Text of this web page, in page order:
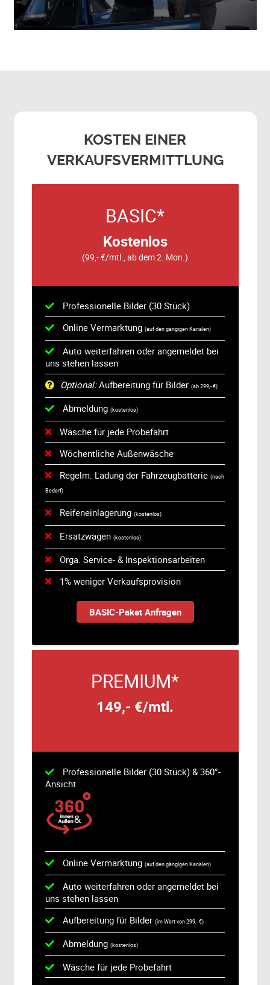
KOSTEN EINER
VERKAUFSVERMITTLUNG
BASIC*
Kostenlos
(99,- €/mtl., ab dem 2. Mon.)
Professionelle Bilder (30 Stück)
Online Vermarktung (auf den gängigen Kanälen)
Auto weiterfahren oder angemeldet bei
uns stehen lassen
Optional:Aufbereitung für Bilder (ab 299,- €)
Abmeldung (kostenlos)
Wäsche für jede Probefahrt
Wöchentliche Außenwäsche
Regelm. Ladung der Fahrzeugbatterie (nach
Bedarf)
Reifeneinlagerung (kostenlos)
Ersatzwagen (kostenlos)
Orga. Service- & Inspektionsarbeiten
1% weniger Verkaufsprovision
BASIC-Paket Anfragen
PREMIUM*
149,- €/mtl.
Professionelle Bilder (30 Stück) & 360°-
Ansicht
Online Vermarktung (auf den gängigen Kanälen)
Auto weiterfahren oder angemeldet bei
uns stehen lassen
Aufbereitung für Bilder (im Wert von 299,- €)
Abmeldung (kostenlos)
Wäsche für jede Probefahrt